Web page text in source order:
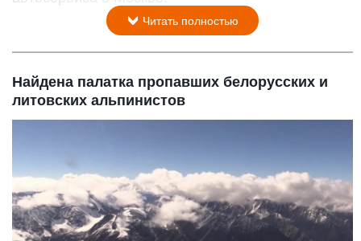
Читать полностью
Найдена палатка пропавших белорусских и
литовских альпинистов